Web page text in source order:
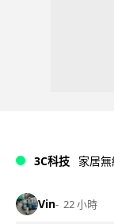
3C科技 家居無
Vin 22 小時